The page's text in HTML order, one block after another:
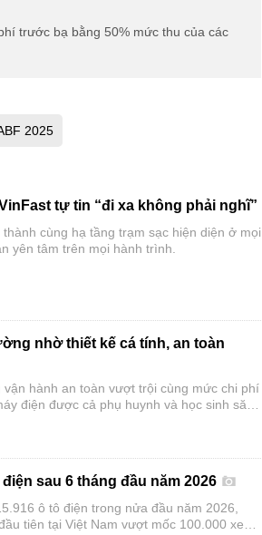
trước bạ bằng 50% mức thu của các
2025
tự tin “đi xa không phải nghĩ”
cùng hạ tầng trạm sạc hiện diện ở mọi
yên tâm trên mọi hành trình.
nhờ thiết kế cá tính, an toàn
hành an toàn vượt trội cùng mức chi phí
điện được cả phụ huynh và học sinh săn
sau 6 tháng đầu năm 2026
ô tô điện trong nửa đầu năm 2026,
tiên tại Việt Nam vượt mốc 100.000 xe